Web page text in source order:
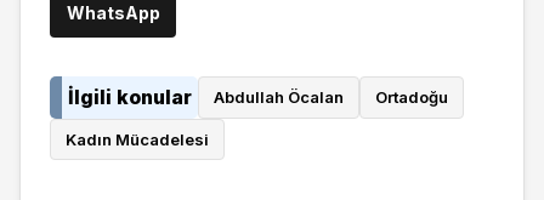
WhatsApp
İlgili konular Abdullah Öcalan Ortadoğu
Kadın Mücadelesi